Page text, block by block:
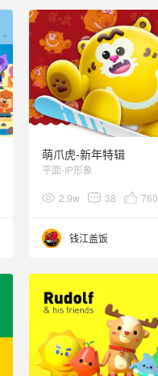
萌爪虎-新年特辑
平面-IP形象
2.9w 38 760
钱江盖饭